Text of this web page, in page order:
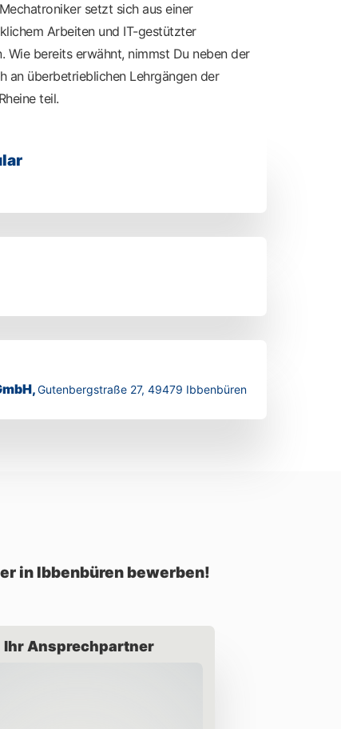
setzt sich aus einer
Arbeiten und IT-gestützter
Wie bereits erwähnt, nimmst Du neben der
an überbetrieblichen Lehrgängen der
teil.
Gutenbergstraße 27, 49479 Ibbenbüren
in Ibbenbüren bewerben!
Ihr Ansprechpartner